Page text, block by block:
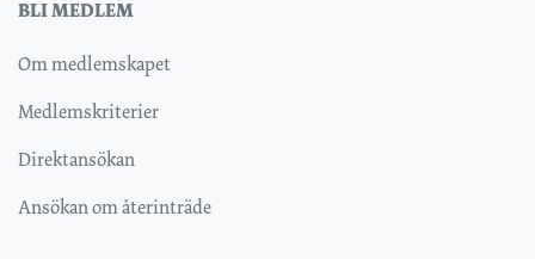
BLI MEDLEM
Om medlemskapet
Medlemskriterier
Direktansökan
Ansökan om återinträde